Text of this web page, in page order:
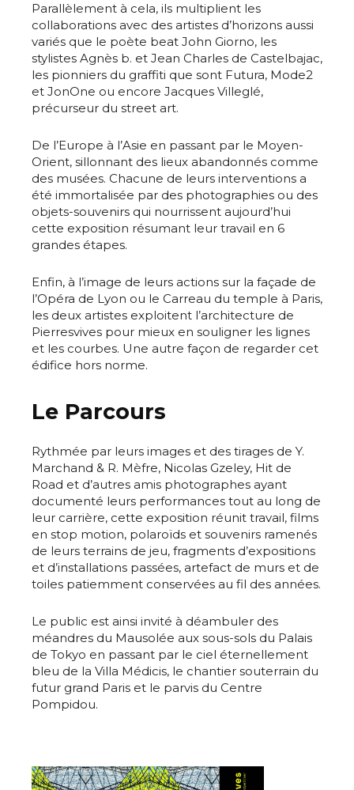
Adresse email*
Nom
Prénom
Statut / Organisation
* Champ obligatoire
Adresse email*
Nom
Prénom
Statut / Organisation
Parallèlement à cela, ils multiplient les
collaborations avec des artistes d’horizons aussi
variés que le poète beat John Giorno, les
stylistes Agnès b. et Jean Charles de Castelbajac,
les pionniers du graffiti que sont Futura, Mode2
et JonOne ou encore Jacques Villeglé,
précurseur du street art.
De l’Europe à l’Asie en passant par le Moyen-
Orient, sillonnant des lieux abandonnés comme
des musées. Chacune de leurs interventions a
été immortalisée par des photographies ou des
objets-souvenirs qui nourrissent aujourd’hui
cette exposition résumant leur travail en 6
grandes étapes.
Enfin, à l’image de leurs actions sur la façade de
l’Opéra de Lyon ou le Carreau du temple à Paris,
les deux artistes exploitent l’architecture de
Pierresvives pour mieux en souligner les lignes
et les courbes. Une autre façon de regarder cet
édifice hors norme.
Le Parcours
Rythmée par leurs images et des tirages de Y.
Marchand & R. Mèfre, Nicolas Gzeley, Hit de
Road et d’autres amis photographes ayant
documenté leurs performances tout au long de
leur carrière, cette exposition réunit travail, films
en stop motion, polaroïds et souvenirs ramenés
de leurs terrains de jeu, fragments d’expositions
et d’installations passées, artefact de murs et de
toiles patiemment conservées au fil des années.
Le public est ainsi invité à déambuler des
méandres du Mausolée aux sous-sols du Palais
de Tokyo en passant par le ciel éternellement
bleu de la Villa Médicis, le chantier souterrain du
futur grand Paris et le parvis du Centre
Pompidou.